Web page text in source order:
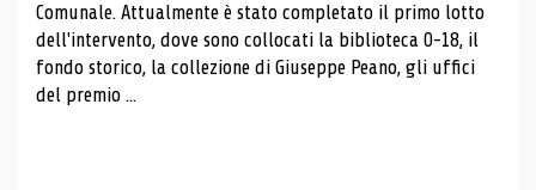
Comunale. Attualmente è stato completato il primo lotto
dell'intervento, dove sono collocati la biblioteca 0-18, il
fondo storico, la collezione di Giuseppe Peano, gli uffici
del premio ...